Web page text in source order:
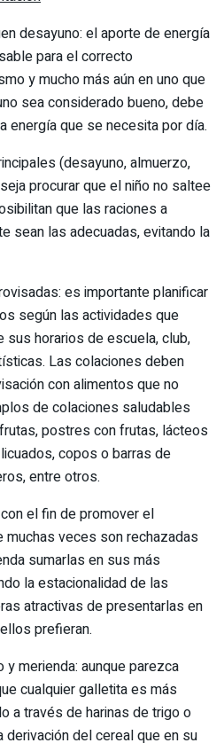
desayuno: el aporte de energía
para el correcto
y mucho más aún en uno que
sea considerado bueno, debe
energía que se necesita por día.
(desayuno, almuerzo,
procurar que el niño no saltee
que las raciones a
sean las adecuadas, evitando la
es importante planificar
según las actividades que
sus horarios de escuela, club,
Las colaciones deben
con alimentos que no
de colaciones saludables
postres con frutas, lácteos
copos o barras de
entre otros.
el fin de promover el
muchas veces son rechazadas
sumarlas en sus más
la estacionalidad de las
atractivas de presentarlas en
prefieran.
merienda: aunque parezca
cualquier galletita es más
a través de harinas de trigo o
derivación del cereal que en su